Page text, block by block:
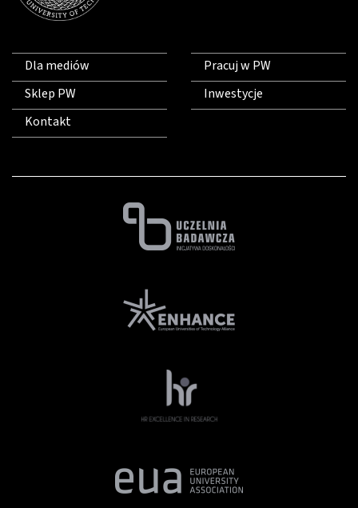
Dla mediów
Sklep PW
Kontakt
Pracuj w PW
Inwestycje